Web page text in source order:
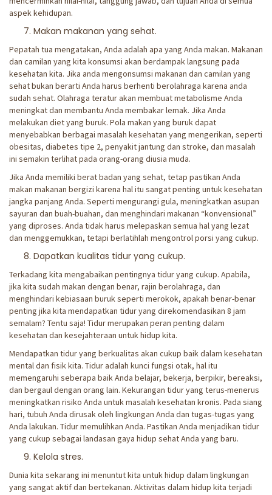
aspek kehidupan.
Makan makanan yang sehat.
Pepatah tua mengatakan, Anda adalah apa yang Anda makan. Makanan
dan camilan yang kita konsumsi akan berdampak langsung pada
kesehatan kita. Jika anda mengonsumsi makanan dan camilan yang
sehat bukan berarti Anda harus berhenti berolahraga karena anda
sudah sehat. Olahraga teratur akan membuat metabolisme Anda
meningkat dan membantu Anda membakar lemak. Jika Anda
melakukan diet yang buruk. Pola makan yang buruk dapat
menyebabkan berbagai masalah kesehatan yang mengerikan, seperti
obesitas, diabetes tipe 2, penyakit jantung dan stroke, dan masalah
ini semakin terlihat pada orang-orang diusia muda.
Jika Anda memiliki berat badan yang sehat, tetap pastikan Anda
makan makanan bergizi karena hal itu sangat penting untuk kesehatan
jangka panjang Anda. Seperti mengurangi gula, meningkatkan asupan
sayuran dan buah-buahan, dan menghindari makanan “konvensional”
yang diproses. Anda tidak harus melepaskan semua hal yang lezat
dan menggemukkan, tetapi berlatihlah mengontrol porsi yang cukup.
Dapatkan kualitas tidur yang cukup.
Terkadang kita mengabaikan pentingnya tidur yang cukup. Apabila,
jika kita sudah makan dengan benar, rajin berolahraga, dan
menghindari kebiasaan buruk seperti merokok, apakah benar-benar
penting jika kita mendapatkan tidur yang direkomendasikan 8 jam
semalam? Tentu saja! Tidur merupakan peran penting dalam
kesehatan dan kesejahteraan untuk hidup kita.
Mendapatkan tidur yang berkualitas akan cukup baik dalam kesehatan
mental dan fisik kita. Tidur adalah kunci fungsi otak, hal itu
memengaruhi seberapa baik Anda belajar, bekerja, berpikir, bereaksi,
dan bergaul dengan orang lain. Kekurangan tidur yang terus-menerus
meningkatkan risiko Anda untuk masalah kesehatan kronis. Pada siang
hari, tubuh Anda dirusak oleh lingkungan Anda dan tugas-tugas yang
Anda lakukan. Tidur memulihkan Anda. Pastikan Anda menjadikan tidur
yang cukup sebagai landasan gaya hidup sehat Anda yang baru.
Kelola stres.
Dunia kita sekarang ini menuntut kita untuk hidup dalam lingkungan
yang sangat aktif dan bertekanan. Aktivitas dalam hidup kita terjadi